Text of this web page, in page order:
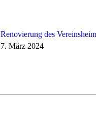
Renovierung des
7. März 2024